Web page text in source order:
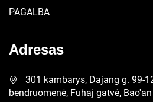
PAGALBA
Adresas
301 kambarys, Dajang g. 99-
bendruomenė, Fuhaj gatvė,